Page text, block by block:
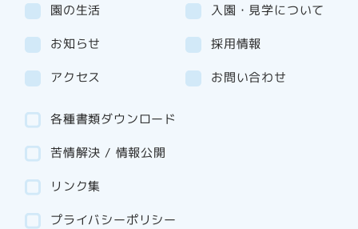
園の生活
入園・見学について
お知らせ
採用情報
アクセス
お問い合わせ
各種書類ダウンロード
苦情解決 / 情報公開
リンク集
プライバシーポリシー